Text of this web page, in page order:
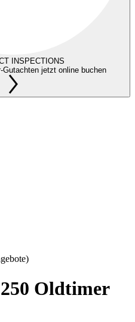
INSPECTIONS
Gutachten jetzt online buchen
Oldtimer